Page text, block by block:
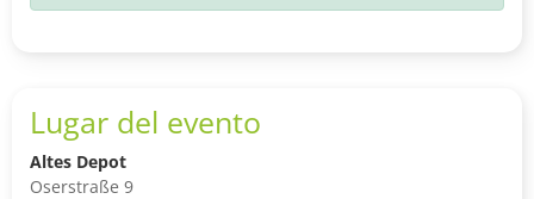
Lugar del evento
Altes Depot
Oserstraße 9